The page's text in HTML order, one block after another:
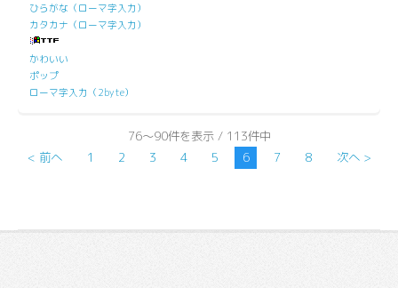
ひらがな（ローマ字入力）
カタカナ（ローマ字入力）
かわいい
ポップ
ローマ字入力（2byte）
76～90件を表示 / 113件中
< 前へ
1 2 3 4 5 6 7 8 次へ >